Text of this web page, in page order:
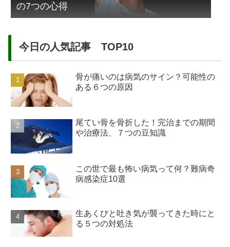
の7つの心得
今日の人気記事 TOP10
骨が痛いのは病気のサイン？可能性の
ある６つの原因
尾てい骨を骨折した！完治までの期間
や治療法、７つの豆知識
この世で最も怖い病気って何？難病奇
病感染症10選
生あくびと吐き気が襲ってきた時にと
る５つの対処法